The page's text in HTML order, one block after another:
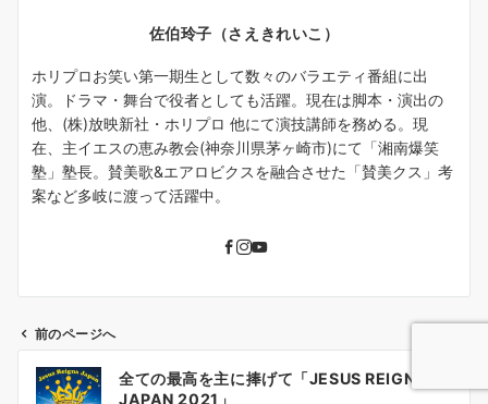
佐伯玲子（さえきれいこ）
ホリプロお笑い第一期生として数々のバラエティ番組に出
演。ドラマ・舞台で役者としても活躍。現在は脚本・演出の
他、(株)放映新社・ホリプロ 他にて演技講師を務める。現
在、主イエスの恵み教会(神奈川県茅ヶ崎市)にて「湘南爆笑
塾」塾長。賛美歌&エアロビクスを融合させた「賛美クス」考
案など多岐に渡って活躍中。
前のページへ
全ての最高を主に捧げて「JESUS REIGNS
JAPAN 2021」